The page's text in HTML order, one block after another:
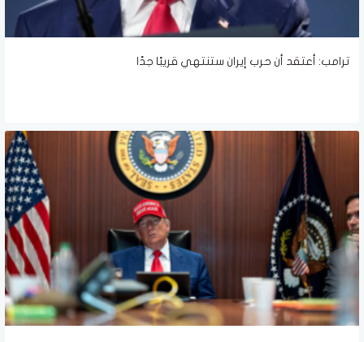
ترامب: أعتقد أن حرب إيران ستنتهي قريبًا جدًا